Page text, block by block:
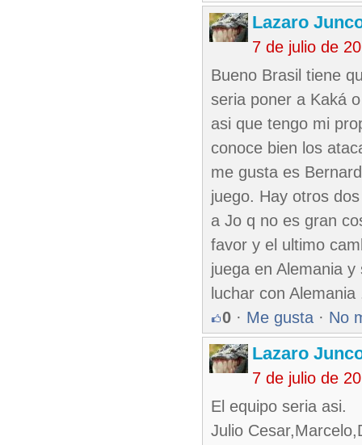
Lazaro
7 de julio de
Bueno Brasil tiene
seria poner a Kaká
asi que tengo mi
conoce bien los
me gusta es
juego. Hay otros
a Jo q no es gran
favor y el ultimo
juega en Alemania
luchar con
0 · Me gusta · No
Lazaro
7 de julio de
El equipo seria asi.
Julio